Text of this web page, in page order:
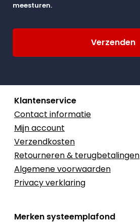
meesturen.
Klantenservice
Contact informatie
Mijn account
Verzendkosten
Retourneren & terugbetalingen
Algemene voorwaarden
Privacy verklaring
Merken systeemplafond